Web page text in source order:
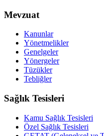
Mevzuat
Kanunlar
Yönetmelikler
Genelgeler
Yönergeler
Tüzükler
Tebliğler
Sağlık Tesisleri
Kamu Sağlık Tesisleri
Özel Sağlık Tesisleri